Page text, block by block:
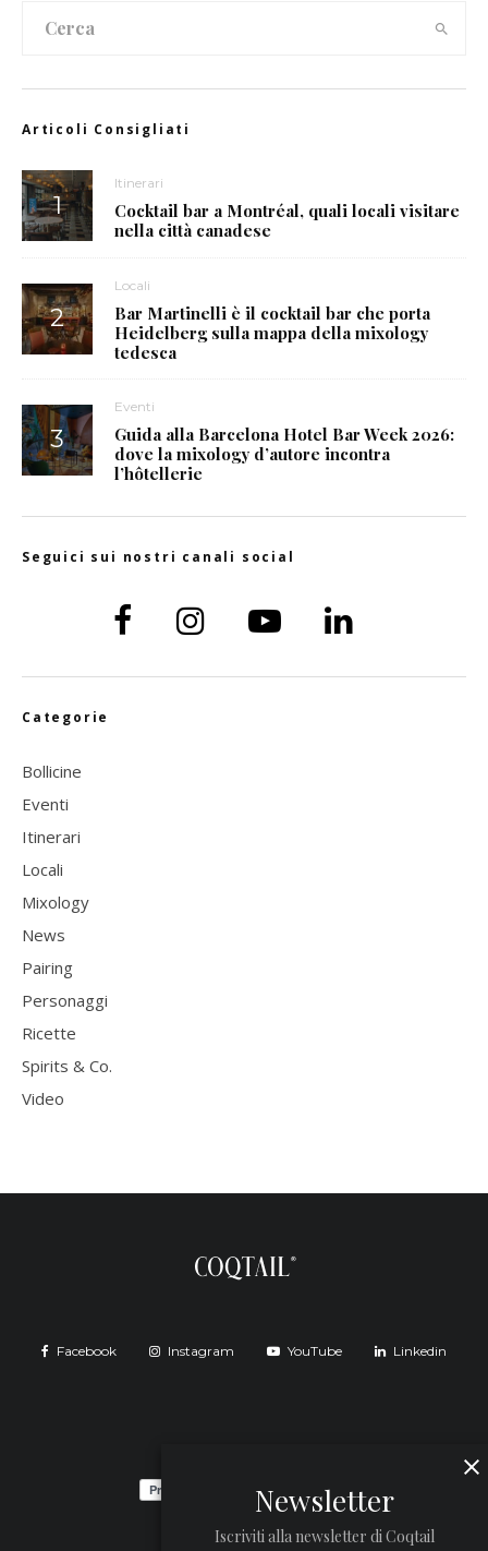
Articoli Consigliati
Itinerari
Cocktail bar a Montréal, quali locali visitare
nella città canadese
Locali
Bar Martinelli è il cocktail bar che porta
Heidelberg sulla mappa della mixology
tedesca
Eventi
Guida alla Barcelona Hotel Bar Week 2026:
dove la mixology d’autore incontra
l’hôtellerie
Seguici sui nostri canali social
Categorie
Bollicine
Eventi
Itinerari
Locali
Mixology
News
Pairing
Personaggi
Ricette
Spirits & Co.
Video
Facebook Instagram YouTube Linkedin
Newsletter
Iscriviti alla newsletter di Coqtail